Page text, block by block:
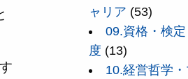
ャリア (53)
09.資格・検定
度 (13)
10.経営哲学